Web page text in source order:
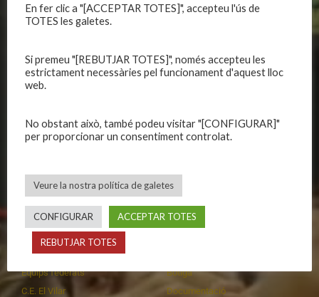
CLUB
Organització
Publicacions
Política de privadesa
Política de galetes
EQUIPS
Primer equip femení
C.E. El Vilar
Escola
CALENDARIS
Primer Equip Masculí
Primer Equip Femení
Equips federats
C.E. El Vilar
INFORMACIONS
Botiga
Documentació
En fer clic a "[ACCEPTAR TOTES]", accepteu l'ús de
TOTES les galetes.
Si premeu "[REBUTJAR TOTES]", només accepteu les
estrictament necessàries pel funcionament d'aquest lloc
web.
No obstant això, també podeu visitar "[CONFIGURAR]"
per proporcionar un consentiment controlat.
Veure la nostra política de galetes
CONFIGURAR ACCEPTAR TOTES
REBUTJAR TOTES